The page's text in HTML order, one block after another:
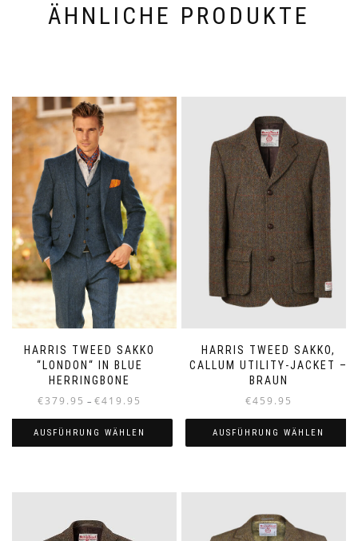
ÄHNLICHE PRODUKTE
HARRIS TWEED SAKKO
“LONDON“ IN BLUE
HERRINGBONE
€379.95 – €419.95
bis
€419.95
AUSFÜHRUNG WÄHLEN
weist
Varianten
HARRIS TWEED SAKKO,
CALLUM UTILITY-JACKET –
BRAUN
€459.95
AUSFÜHRUNG WÄHLEN
weist
Varianten